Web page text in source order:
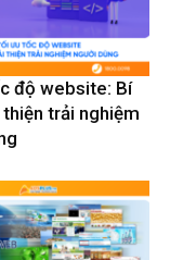
độ website: Bí
trải nghiệm